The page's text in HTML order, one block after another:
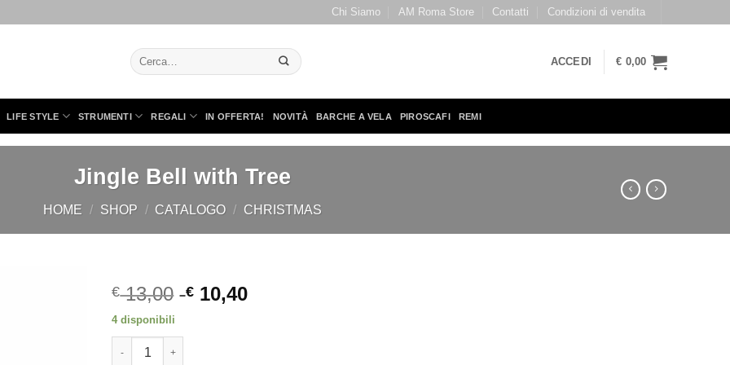
Chi Siamo AM Roma Store Contatti Condizioni di vendita
Cerca:
ACCEDI € 0,00
LIFE STYLE STRUMENTI REGALI IN OFFERTA! NOVITÀ BARCHE A VELA PIROSCAFI REMI
Jingle Bell with Tree
HOME / SHOP / CATALOGO / CHRISTMAS
€13,00 €10,40
4 disponibili
Jingle Bell with Tree quantità